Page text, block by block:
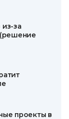
из-за
(решение
проекты в